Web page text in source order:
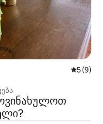
საშუალო
5 (9)